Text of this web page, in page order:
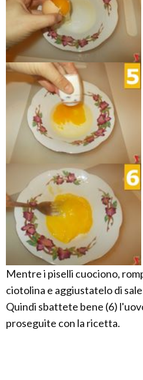
Mentre i piselli cuociono,
ciotolina e aggiustatelo di
Quindi sbattete bene (6)
proseguite con la ricetta.